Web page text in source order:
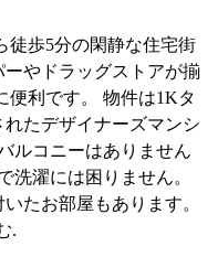
徒歩5分の閑静な住宅街
やドラッグストアが揃
便利です。 物件は1Kタ
たデザイナーズマンシ
ルコニーはありません
洗濯には困りません。
たお部屋もあります。
.